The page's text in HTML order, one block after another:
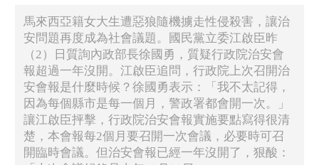
馬來西亞籍女大生遭惡狼隨機擄走性侵殺害，讓治
安問題再度成為社會議題。國民黨立委江啟臣昨
（2）日質詢內政部長徐國勇，質疑行政院治安會
報超過一年沒開。江啟臣追問，行政院上次召開治
安會報是什麼時候？徐國勇表示：「我不太記得，
因為每個縣市是每一個月，警政署都會開一次。」
讓江啟臣抨擊，行政院治安會報實施要點寫得很清
楚，本會報每2個月要召開一次會議，必要時可召
開臨時會議。但治安會報已經一年沒開了，狠酸：